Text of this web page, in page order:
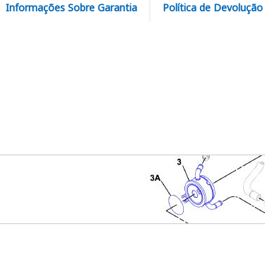
Informações Sobre Garantia Política de Devolução